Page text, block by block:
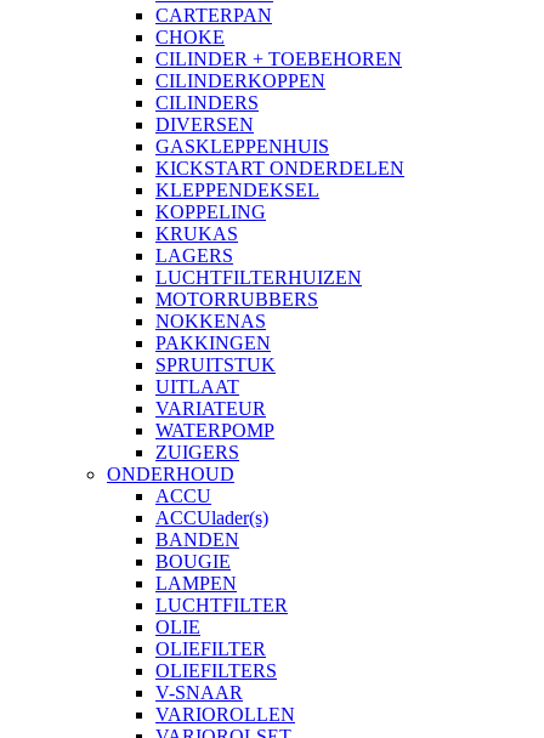
CARTERPAN
CHOKE
CILINDER + TOEBEHOREN
CILINDERKOPPEN
CILINDERS
DIVERSEN
GASKLEPPENHUIS
KICKSTART ONDERDELEN
KLEPPENDEKSEL
KOPPELING
KRUKAS
LAGERS
LUCHTFILTERHUIZEN
MOTORRUBBERS
NOKKENAS
PAKKINGEN
SPRUITSTUK
UITLAAT
VARIATEUR
WATERPOMP
ZUIGERS
ONDERHOUD
ACCU
ACCUlader(s)
BANDEN
BOUGIE
LAMPEN
LUCHTFILTER
OLIE
OLIEFILTER
OLIEFILTERS
V-SNAAR
VARIOROLLEN